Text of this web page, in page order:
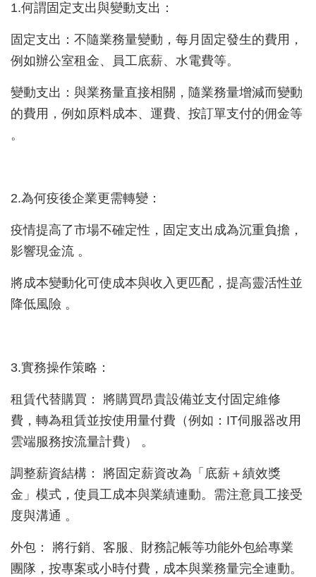
1.何謂固定支出與變動支出：
固定支出：不隨業務量變動，每月固定發生的費用，
例如辦公室租金、員工底薪、水電費等。
變動支出：與業務量直接相關，隨業務量增減而變動
的費用，例如原料成本、運費、按訂單支付的佣金等
。
2.為何疫後企業更需轉變：
疫情提高了市場不確定性，固定支出成為沉重負擔，
影響現金流 。
將成本變動化可使成本與收入更匹配，提高靈活性並
降低風險 。
3.實務操作策略：
租賃代替購買： 將購買昂貴設備並支付固定維修
費，轉為租賃並按使用量付費（例如：IT伺服器改用
雲端服務按流量計費） 。
調整薪資結構： 將固定薪資改為「底薪＋績效獎
金」模式，使員工成本與業績連動。需注意員工接受
度與溝通 。
外包： 將行銷、客服、財務記帳等功能外包給專業
團隊，按專案或小時付費，成本與業務量完全連動。